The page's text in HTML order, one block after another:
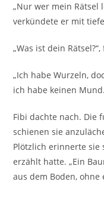
„Nur wer mein Rätsel
verkündete er mit
„Was ist dein
„Ich habe Wurzeln,
ich habe keinen
Fibi dachte nach. Die
schienen sie
Plötzlich erinnerte
erzählt hatte. „Ein
aus dem Boden,